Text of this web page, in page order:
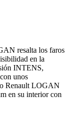
resalta los faros
en la
INTENS,
unos
Renault LOGAN
en su interior con